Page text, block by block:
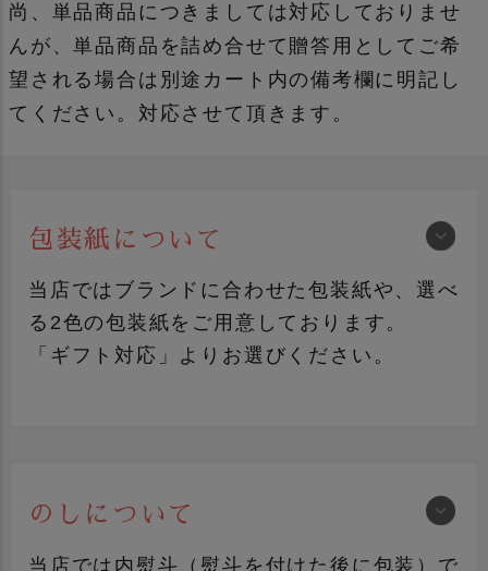
尚、単品商品につきましては対応しておりませ
んが、単品商品を詰め合せて贈答用としてご希
望される場合は別途カート内の備考欄に明記し
てください。対応させて頂きます。
包装紙について
当店ではブランドに合わせた包装紙や、選べ
る2色の包装紙をご用意しております。
「ギフト対応」よりお選びください。
（黒地にロゴマーク）
のしについて
当店では内熨斗（熨斗を付けた後に包装）で